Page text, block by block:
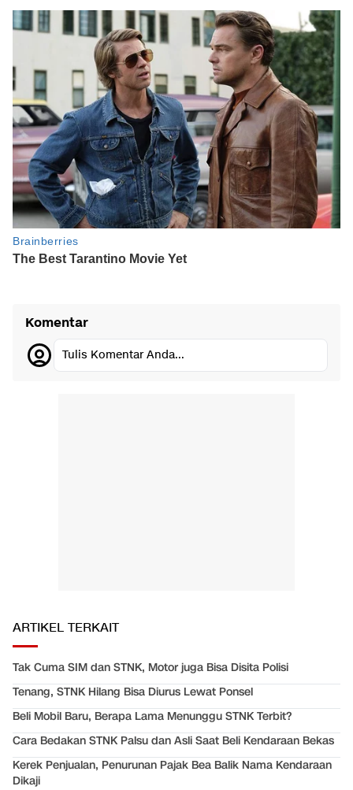
Komentar
Tulis Komentar Anda...
ARTIKEL TERKAIT
Tak Cuma SIM dan STNK, Motor juga Bisa Disita Polisi
Tenang, STNK Hilang Bisa Diurus Lewat Ponsel
Beli Mobil Baru, Berapa Lama Menunggu STNK Terbit?
Cara Bedakan STNK Palsu dan Asli Saat Beli Kendaraan Bekas
Kerek Penjualan, Penurunan Pajak Bea Balik Nama Kendaraan
Dikaji